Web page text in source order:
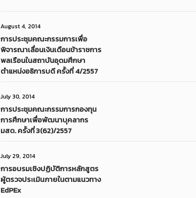
August 4, 2014
การประชุมคณะกรรมการเพื่อ
พิจารณาเลื่อนเงินเดือนข้าราชการ
พลเรือนในสถาบันอุดมศึกษา
ตำแหน่งอธิการบดี ครั้งที่ 4/2557
July 30, 2014
การประชุมคณะกรรมการกองทุน
การศึกษาเพื่อพัฒนาบุคลากร
มสด. ครั้งที่ 3(62)/2557
July 29, 2014
การอบรมเชิงปฏิบัติการหลักสูตร
ผู้ตรวจประเมินภายในตามแนวทาง
EdPEx